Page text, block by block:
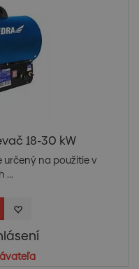
18-30 kW
určený na použitie v
...